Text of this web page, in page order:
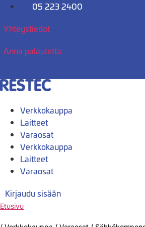
Mene
05 223 2400
Yhteystiedot
Anna palautetta
Verkkokauppa
Laitteet
Varaosat
Verkkokauppa
Laitteet
Varaosat
Kirjaudu sisään
Etusivu